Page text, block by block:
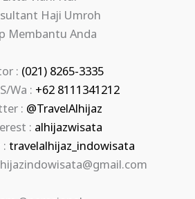
Haji Umroh
Membantu Anda
: (021) 8265-3335
Wa : +62 8111341212
: @TravelAlhijaz
: alhijazwisata
travelalhijaz_indowisata